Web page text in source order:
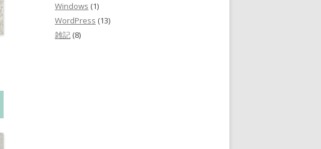
Windows (1)
WordPress (13)
雑記 (8)